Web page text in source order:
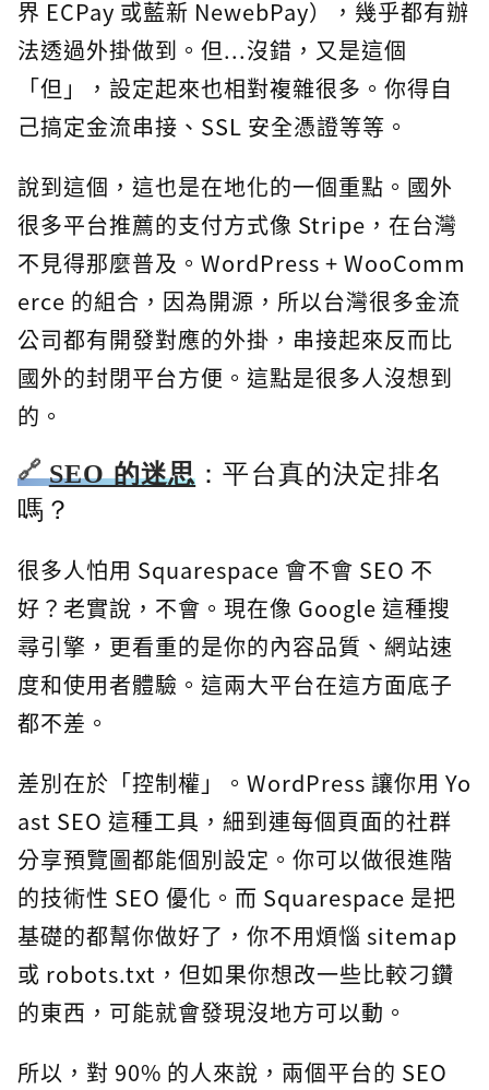
界 ECPay 或藍新 NewebPay），幾乎都有辦
法透過外掛做到。但...沒錯，又是這個
「但」，設定起來也相對複雜很多。你得自
己搞定金流串接、SSL 安全憑證等等。
說到這個，這也是在地化的一個重點。國外
很多平台推薦的支付方式像 Stripe，在台灣
不見得那麼普及。WordPress + WooComm
erce 的組合，因為開源，所以台灣很多金流
公司都有開發對應的外掛，串接起來反而比
國外的封閉平台方便。這點是很多人沒想到
的。
SEO 的迷思 ：平台真的決定排名
嗎？
很多人怕用 Squarespace 會不會 SEO 不
好？老實說，不會。現在像 Google 這種搜
尋引擎，更看重的是你的內容品質、網站速
度和使用者體驗。這兩大平台在這方面底子
都不差。
差別在於「控制權」。WordPress 讓你用 Yo
ast SEO 這種工具，細到連每個頁面的社群
分享預覽圖都能個別設定。你可以做很進階
的技術性 SEO 優化。而 Squarespace 是把
基礎的都幫你做好了，你不用煩惱 sitemap
或 robots.txt，但如果你想改一些比較刁鑽
的東西，可能就會發現沒地方可以動。
所以，對 90% 的人來說，兩個平台的 SEO